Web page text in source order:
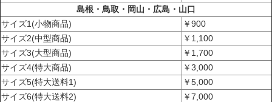
島根・鳥取・岡山・広島・山口
サイズ1(小物商品)
￥900
サイズ2(中型商品)
￥1,100
サイズ3(大型商品)
￥1,700
サイズ4(特大商品)
￥3,000
サイズ5(特大送料1)
￥5,000
サイズ6(特大送料2)
￥7,000